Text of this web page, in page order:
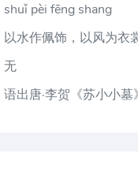
shuǐ pèi fēng shang
以水作佩饰，以风为衣
无
语出唐·李贺《苏小小墓